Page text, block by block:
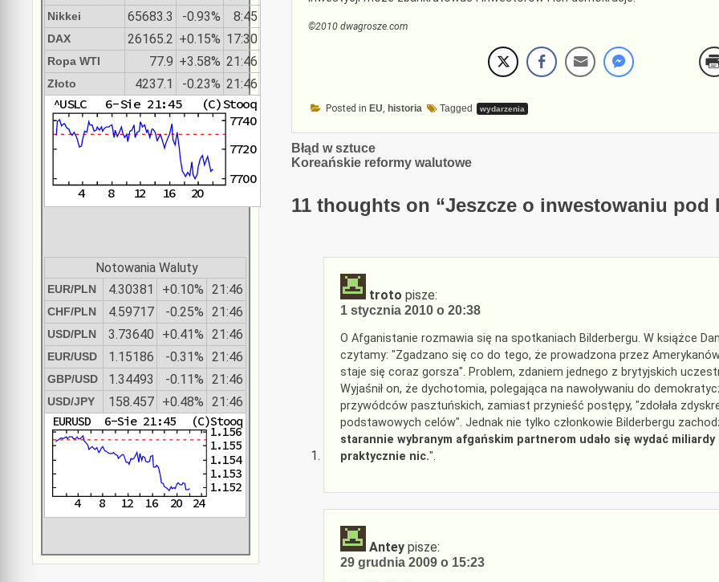
©2010 dwagrosze.com
Posted in EU, historia Tagged wydarzenia
Nawigacja
wpisu
Błąd w sztuce
Koreańskie reformy walutowe
11 thoughts on “Jeszcze o inwestowaniu pod
troto pisze:
1 stycznia 2010 o 20:38
O Afganistanie rozmawia się na spotkaniach Bilderbergu. W książce
czytamy: "Zgadzano się co do tego, że prowadzona przez
staje się coraz gorsza". Problem, zdaniem jednego z brytyjskich
Wyjaśnił on, że dychotomia, polegająca na nawoływaniu do
przywódców pasztuńskich, zamiast przynieść postępy, "zdołała
podstawowych celów". Jednak nie tylko członkowie Bilderbergu
starannie wybranym afgańskim partnerom udało się wydać
praktycznie nic.".
Antey pisze:
29 grudnia 2009 o 15:23
Nikkei 65683.3 -0.93% 8:45
DAX 26165.2 +0.15% 17:30
Ropa WTI 77.9 +3.58% 21:46
Złoto 4237.1 -0.23% 21:46
Notowania Waluty
EUR/PLN 4.30381 +0.10% 21:46
CHF/PLN 4.59717 -0.25% 21:46
USD/PLN 3.73640 +0.41% 21:46
EUR/USD 1.15186 -0.31% 21:46
GBP/USD 1.34493 -0.11% 21:46
USD/JPY 158.457 +0.48% 21:46